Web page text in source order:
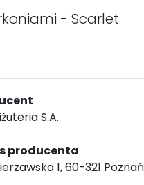
- Scarlet
S.A.
producenta
1, 60-321 Poznań